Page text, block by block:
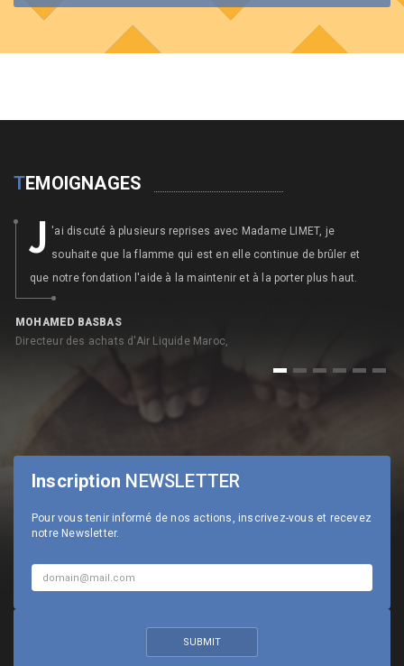
TEMOIGNAGES
J 'ai discuté à plusieurs reprises avec Madame LIMET, je
souhaite que la flamme qui est en elle continue de brûler et
que notre fondation l'aide à la maintenir et à la porter plus haut.
MOHAMED BASBAS
Directeur des achats d'Air Liquide Maroc,
1 2 3 4 5 6
Inscription NEWSLETTER
Pour vous tenir informé de nos actions, inscrivez-vous et recevez
notre Newsletter.